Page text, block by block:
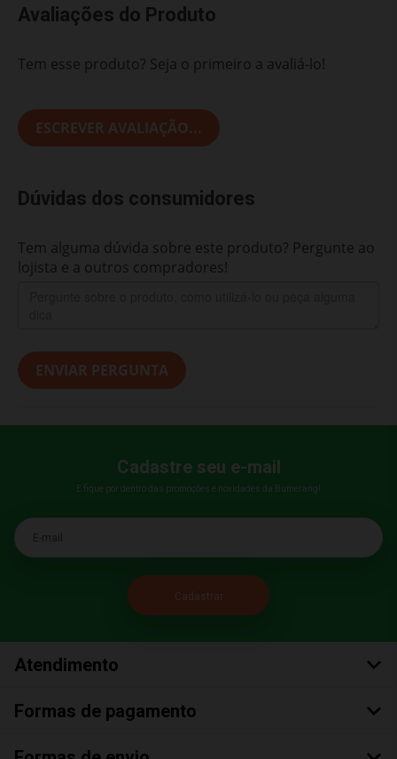
Avaliações do Produto
Tem esse produto? Seja o primeiro a avaliá-lo!
ESCREVER AVALIAÇÃO...
Dúvidas dos consumidores
Tem alguma dúvida sobre este produto? Pergunte ao
lojista e a outros compradores!
ENVIAR PERGUNTA
Cadastre seu e-mail
E fique por dentro das promoções e novidades da Bumerang!
E-mail
Atendimento
Formas de pagamento